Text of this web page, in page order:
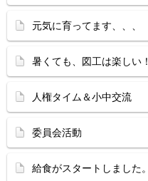
元気に育ってます、、、
暑くても、図工は楽しい！
人権タイム＆小中交流
委員会活動
給食がスタートしました。